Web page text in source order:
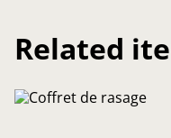
Related